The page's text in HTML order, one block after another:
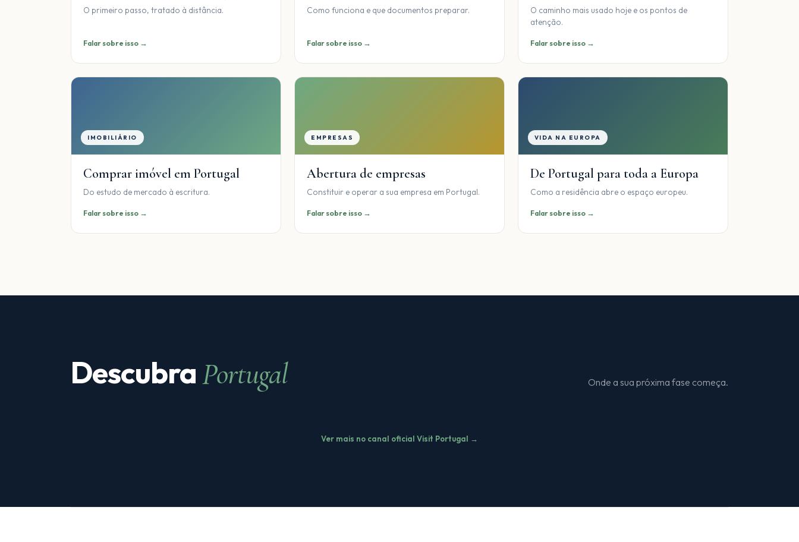
O primeiro passo, tratado à distância.
Falar sobre isso →
Como funciona e que documentos preparar.
Falar sobre isso →
O caminho mais usado hoje e os pontos de
atenção.
Falar sobre isso →
IMOBILIÁRIO
Comprar imóvel em Portugal
Do estudo de mercado à escritura.
Falar sobre isso →
EMPRESAS
Abertura de empresas
Constituir e operar a sua empresa em Portugal.
Falar sobre isso →
VIDA NA EUROPA
De Portugal para toda a Europa
Como a residência abre o espaço europeu.
Falar sobre isso →
DescubraPortugal Onde a sua próxima fase começa.
Ver mais no canal oficial Visit Portugal →